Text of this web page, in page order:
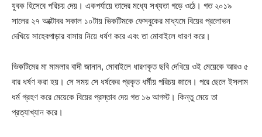
যুবক হিসেবে পরিচয় দেয়। একপর্যায়ে তাদের মধ্যে সখ্যতা গড়ে ওঠে। গত ২০১৯
সালের ২৭ অক্টোবর সকাল ১০টায় ভিকটিমকে ফেসবুকের মাধ্যমে বিয়ের প্রলোভন
দেখিয়ে সাহেবপাড়ার বাসায় নিয়ে ধর্ষণ করে এবং তা মোবাইলে ধারণ করে।
ভিকটিমের মা মামলার বাদী জানান, মোবাইলে ধারণকৃত ছবি দেখিয়ে ওই মেয়েকে আরও ৫
বার ধর্ষণ করা হয়। সে সময় সে ধর্ষকের প্রকৃত ধর্মীয় পরিচয় জানে। পরে ছেলে ইসলাম
ধর্ম গ্রহণ করে মেয়েকে বিয়ের প্রস্তাব দেয় গত ১৬ আগস্ট। কিন্তু মেয়ে তা
প্রত্যাখ্যান করে।